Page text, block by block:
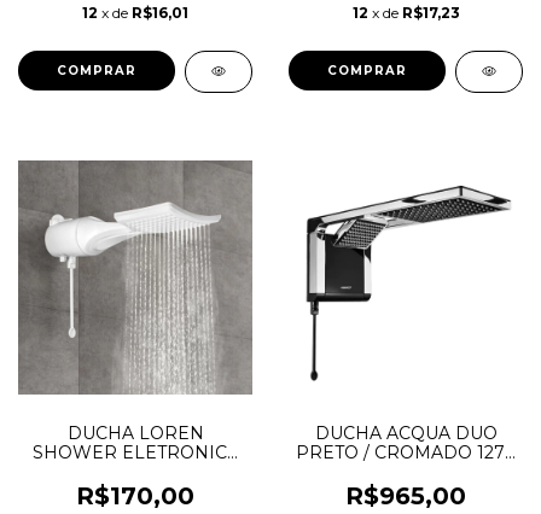
12 x de R$16,01 12 x de R$17,23
DUCHA LOREN
SHOWER ELETRONICA
LORENZETTI
R$170,00
DUCHA ACQUA DUO
PRETO / CROMADO 127V
R$965,00